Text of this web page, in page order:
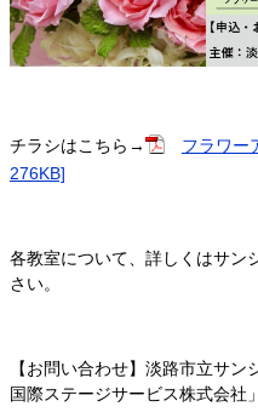
チラシはこちら→
フラワー
276KB]
各教室について、詳しくはサン
さい。
【お問い合わせ】淡路市立サ
国際ステージサービス株式会社」